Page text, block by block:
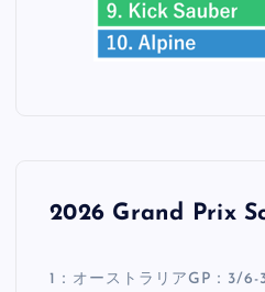
2026 Grand Prix
1：オーストラリアGP：3/6-